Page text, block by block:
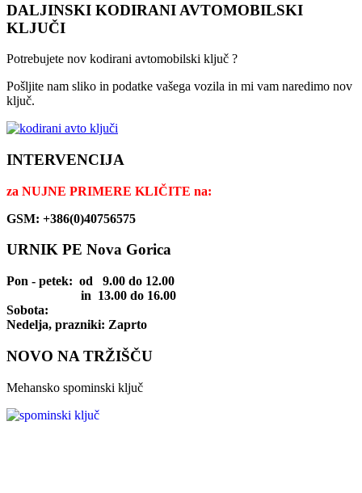
DALJINSKI KODIRANI AVTOMOBILSKI
KLJUČI
Potrebujete nov kodirani avtomobilski ključ ?
Pošljite nam sliko in podatke vašega vozila in mi vam naredimo nov
ključ.
INTERVENCIJA
za NUJNE PRIMERE KLIČITE na:
GSM: +386(0)40756575
URNIK PE Nova Gorica
Pon - petek: od 9.00 do 12.00
in 13.00 do 16.00
Sobota:
Nedelja, prazniki: Zaprto
NOVO NA TRŽIŠČU
Mehansko spominski ključ